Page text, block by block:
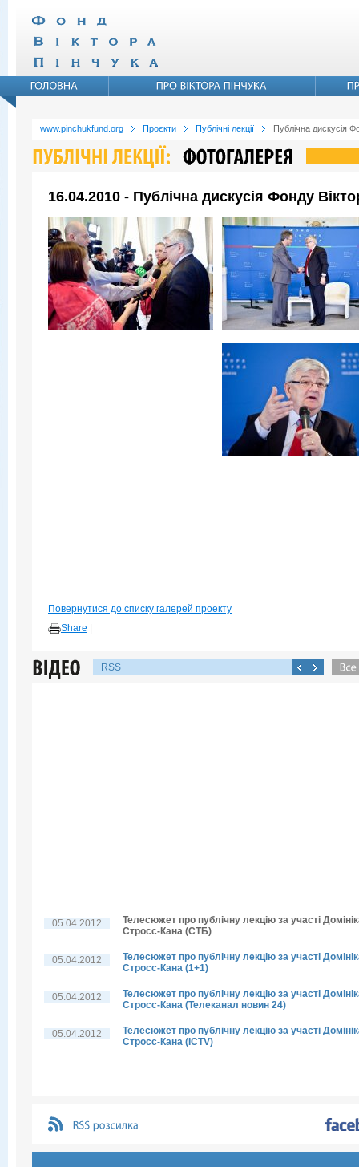
www.pinchukfund.org Проєкти Публічні лекції Публічна дискусія
16.04.2010 - Публічна дискусія Фонду
Повернутися до списку галерей проекту
Share
RSS
05.04.2012
Телесюжет про публічну лекцію за участі
Стросс-Кана (СТБ)
05.04.2012
Телесюжет про публічну лекцію за участі
Стросс-Кана (1+1)
05.04.2012
Телесюжет про публічну лекцію за участі
Стросс-Кана (Телеканал новин 24)
05.04.2012
Телесюжет про публічну лекцію за участі
Стросс-Кана (ICTV)